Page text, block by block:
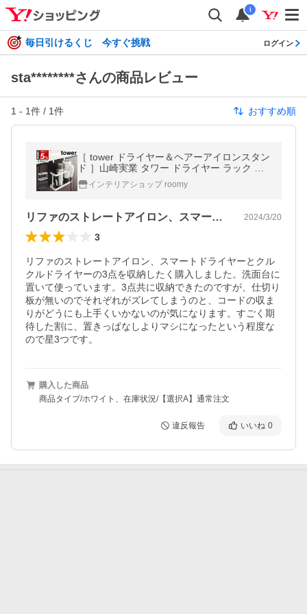
i
毎日引けるくじ 今すぐ挑戦 ログイン
sta********さんの商品レビュー
1 - 1件 / 1件 おすすめ順
［ tower ドライヤー＆ヘアーアイロンスタン
ド ］山崎実業 タワー ドライヤー ラック ホ
ルダー 収納 スタンド yamazaki 公式 ブラッ
ク ホワイト 2284 2285
インテリアショップ roomy
リファのストレートアイロン、スマートド… 2024/3/20
3
リファのストレートアイロン、スマートドライヤーとクル
クルドライヤーの3点を収納したく購入しました。洗面台に
置いて使っています。3点共に収納できたのですが、仕切り
板が無いのでそれぞれがズレてしまうのと、コードの収ま
りがどうにも上手くいかないのが気になります。すごく期
待した割に、置きっぱなしよりマシになったという程度な
ので星3つです。
購入した商品
商品タイプ/ホワイト、在庫状況/【選択A】通常注文
違反報告 いいね 0